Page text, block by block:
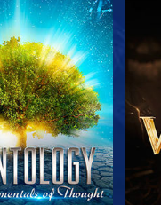
SE